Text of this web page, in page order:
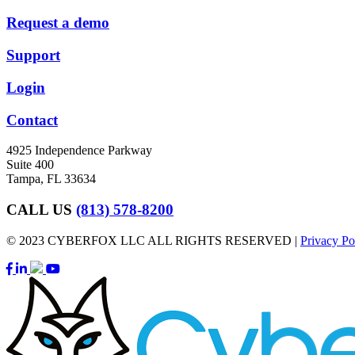
Request a demo
Support
Login
Contact
4925 Independence Parkway
Suite 400
Tampa, FL 33634
CALL US (813) 578-8200
© 2023 CYBERFOX LLC ALL RIGHTS RESERVED | Privacy